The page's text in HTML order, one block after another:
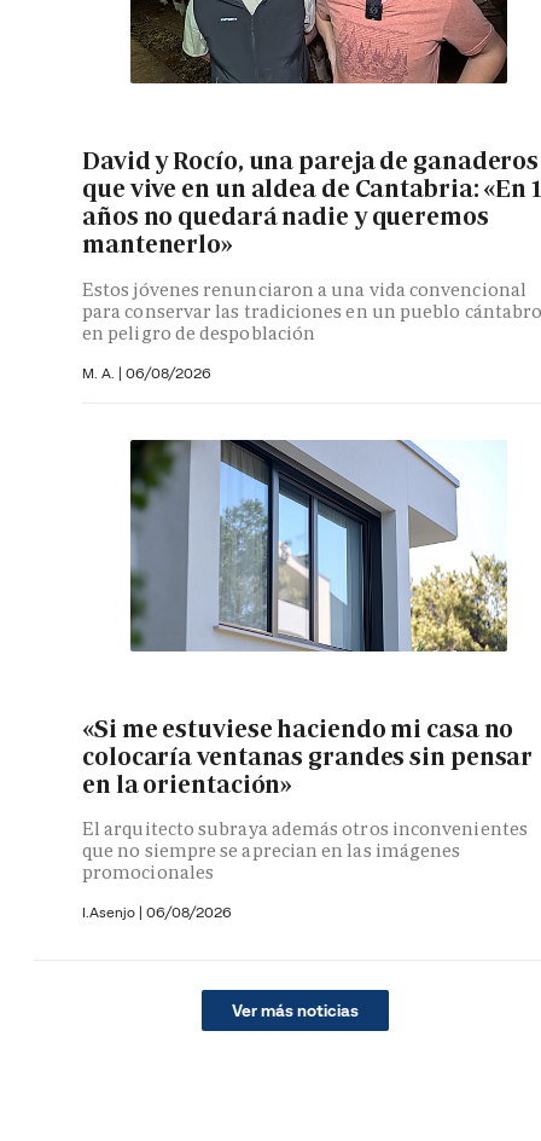
David y Rocío, una pareja de ganaderos
que vive en un aldea de Cantabria: «En
años no quedará nadie y queremos
mantenerlo»
Estos jóvenes renunciaron a una vida convencional
para conservar las tradiciones en un pueblo
en peligro de despoblación
M. A. | 06/08/2026
«Si me estuviese haciendo mi casa no
colocaría ventanas grandes sin pensar
en la orientación»
El arquitecto subraya además otros inconvenientes
que no siempre se aprecian en las imágenes
promocionales
I.Asenjo | 06/08/2026
Ver más noticias